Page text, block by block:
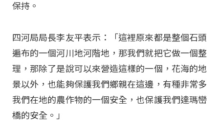
保持。
四河局局長李友平表示：「這裡原來都是整個石頭
遍布的一個河川地河階地，那我們就把它做一個整
理，那除了是說可以來營造這樣的一個，花海的地
景以外，也能夠保護我們鄉親在這邊，有種非常多
我們在地的農作物的一個安全，也保護我們達瑪巒
橋的安全。」